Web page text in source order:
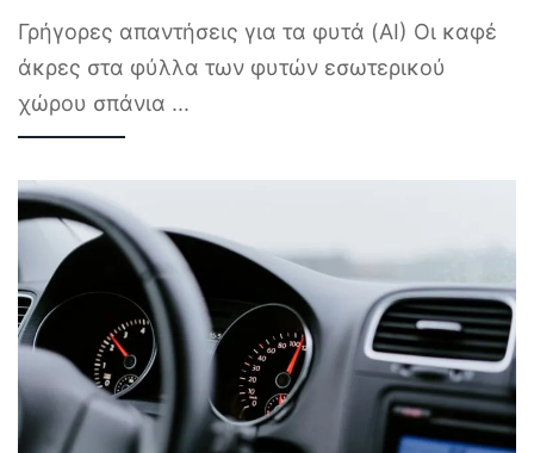
Γρήγορες απαντήσεις για τα φυτά (AI) Οι καφέ
άκρες στα φύλλα των φυτών εσωτερικού
χώρου σπάνια ...